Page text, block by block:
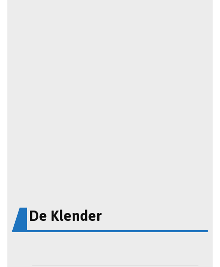
De Klender